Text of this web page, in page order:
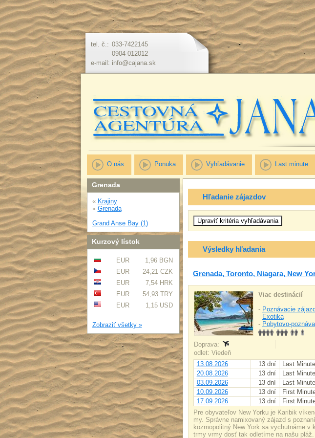
tel. č.: 033-7422145
0904 012012
e-mail: info@cajana.sk
O nás Ponuka Vyhľadávanie Last minute
Grenada
« Krajiny
« Grenada
Grand Anse Bay (1)
Kurzový lístok
EUR
1,96 BGN
EUR
24,21 CZK
EUR
7,54 HRK
EUR
54,93 TRY
EUR
1,15 USD
Zobraziť všetky »
Hľadanie zájazdov
Výsledky hľadania
Grenada, Toronto, Niagara, New
Viac destinácií
- Poznávacie
- Exotika
- Pobytovo-
Doprava:
odlet: Viedeň
13.08.2026
13 dní Last Minute
20.08.2026
13 dní Last Minute
03.09.2026
13 dní Last Minute
10.09.2026
13 dní First
17.09.2026
13 dní First
Pre obyvateľov New Yorku je Karibik
my. Správne namixovaný zájazd s
kozmopolitný New York sa vychutnáme
trmy vrmy dosť tak odletíme na našu pláž.